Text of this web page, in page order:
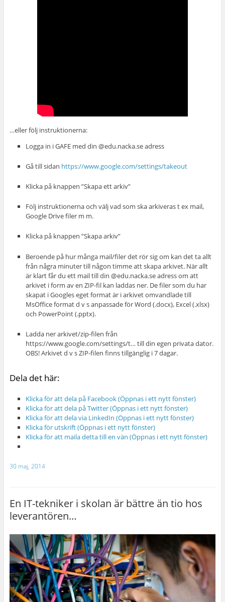
…eller följ instruktionerna:
Logga in i GAFE med din @edu.nacka.se adress
Gå till sidan https://www.google.com/settings/takeout
Klicka på knappen ”Skapa ett arkiv”
Följ instruktionerna och välj vad som ska arkiveras t ex mail,
Google Drive filer m m.
Klicka på knappen ”Skapa arkiv”
Beroende på hur många mail/filer det rör sig om kan det ta allt
från några minuter till någon timme att skapa arkivet. När allt
är klart får du ett mail till din @edu.nacka.se adress om att
arkivet i form av en ZIP-fil kan laddas ner. De filer som du har
skapat i Googles eget format är i arkivet omvandlade till
MsOffice format d v s anpassade för Word (.docx), Excel (.xlsx)
och PowerPoint (.pptx).
Ladda ner arkivet/zip-filen från
https://www.google.com/settings/t… till din egen privata dator.
OBS! Arkivet d v s ZIP-filen finns tillgänglig i 7 dagar.
Dela det här:
Klicka för att dela på Facebook (Öppnas i ett nytt fönster)
Klicka för att dela på Twitter (Öppnas i ett nytt fönster)
Klicka för att dela via LinkedIn (Öppnas i ett nytt fönster)
Klicka för utskrift (Öppnas i ett nytt fönster)
Klicka för att maila detta till en vän (Öppnas i ett nytt fönster)
30 maj, 2014
En IT-tekniker i skolan är bättre än tio hos
leverantören…